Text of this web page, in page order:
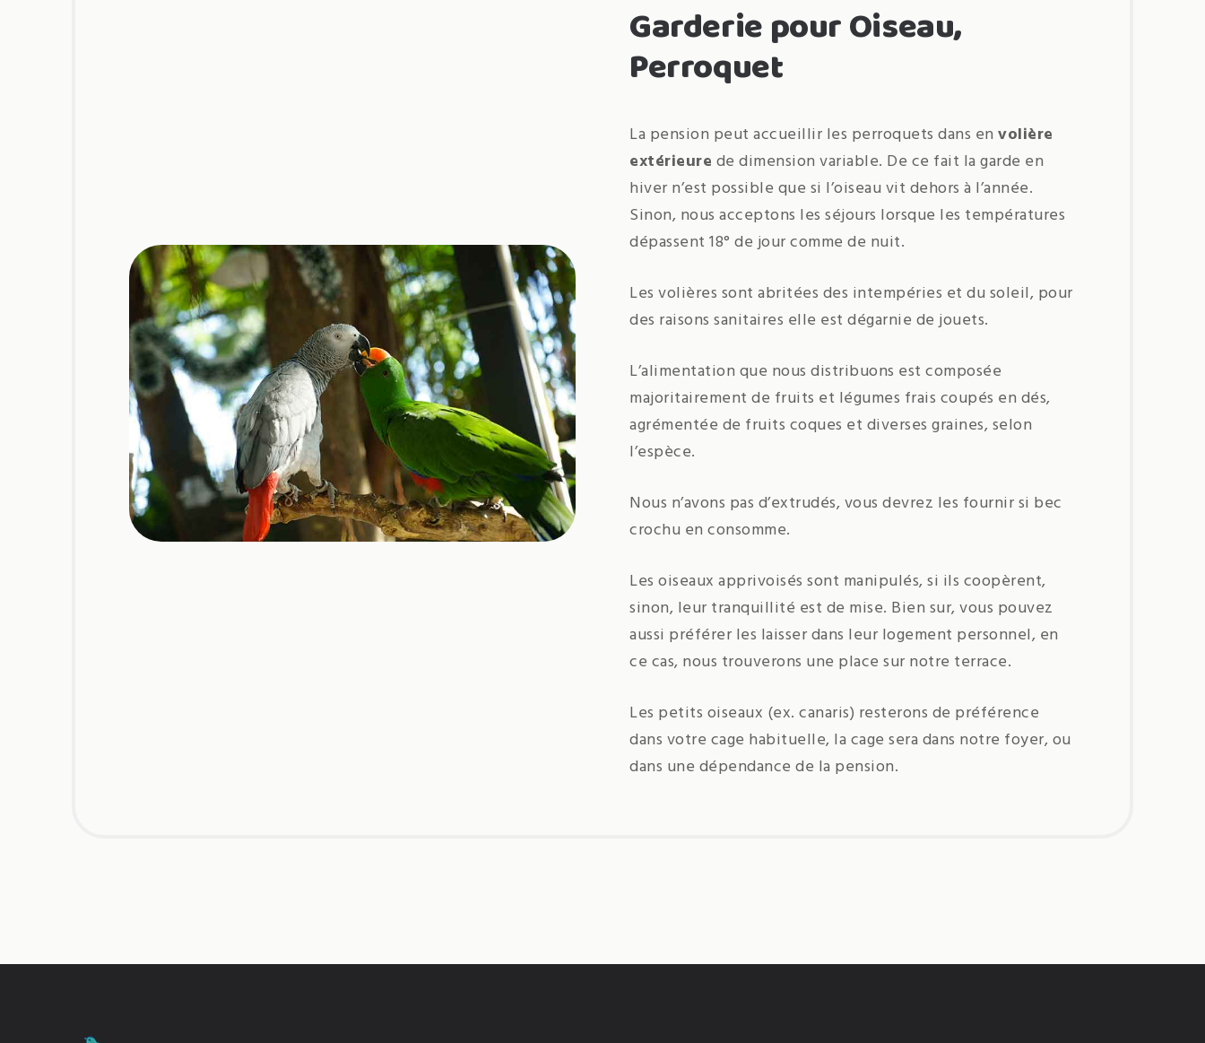
Garderie pour Oiseau,
Perroquet
La pension peut accueillir les perroquets dans en volière
extérieure de dimension variable. De ce fait la garde en
hiver n’est possible que si l’oiseau vit dehors à l’année.
Sinon, nous acceptons les séjours lorsque les températures
dépassent 18° de jour comme de nuit.
Les volières sont abritées des intempéries et du soleil, pour
des raisons sanitaires elle est dégarnie de jouets.
L’alimentation que nous distribuons est composée
majoritairement de fruits et légumes frais coupés en dés,
agrémentée de fruits coques et diverses graines, selon
l’espèce.
Nous n’avons pas d’extrudés, vous devrez les fournir si bec
crochu en consomme.
Les oiseaux apprivoisés sont manipulés, si ils coopèrent,
sinon, leur tranquillité est de mise. Bien sur, vous pouvez
aussi préférer les laisser dans leur logement personnel, en
ce cas, nous trouverons une place sur notre terrace.
Les petits oiseaux (ex. canaris) resterons de préférence
dans votre cage habituelle, la cage sera dans notre foyer, ou
dans une dépendance de la pension.